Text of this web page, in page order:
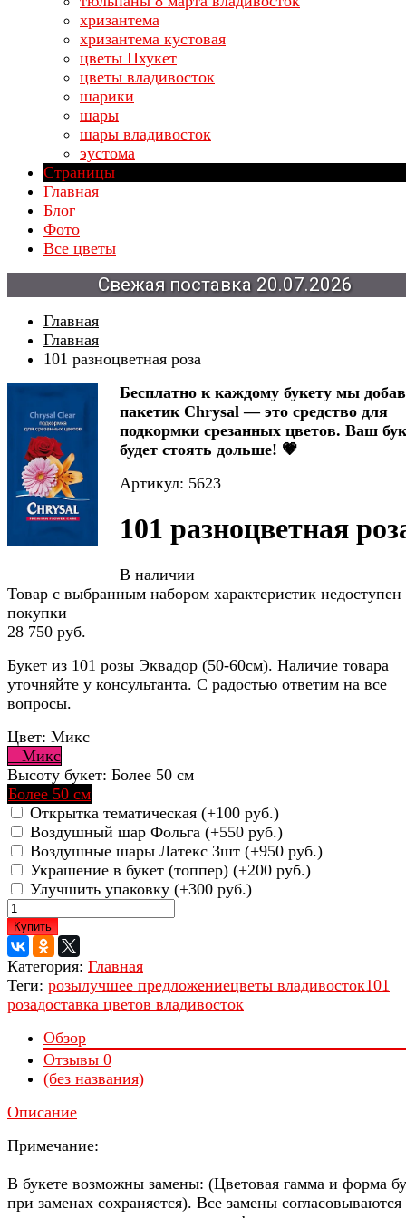
хризантема
хризантема кустовая
цветы Пхукет
цветы владивосток
шарики
шары
шары владивосток
эустома
Страницы
Главная
Блог
Фото
Все цветы
Свежая поставка 20.07.2026
Главная
Главная
101 разноцветная роза
Бесплатно к каждому букету мы
пакетик Chrysal — это средство для
подкормки срезанных цветов. Ваш
будет стоять дольше! 💗
Артикул: 5623
101 разноцветная
В наличии
Товар с выбранным набором характеристик недоступен
покупки
28 750 руб.
Букет из 101 розы Эквадор (50-60см). Наличие товара
уточняйте у консультанта. С радостью ответим на все
вопросы.
Цвет: Микс
Микс
Высоту букет: Более 50 см
Более 50 см
Открытка тематическая (+100 руб.)
Воздушный шар Фольга (+550 руб.)
Воздушные шары Латекс 3шт (+950 руб.)
Украшение в букет (топпер) (+200 руб.)
Улучшить упаковку (+300 руб.)
Купить
Категория: Главная
Теги: розылучшее предложениецветы владивосток101
розадоставка цветов владивосток
Обзор
Отзывы 0
(без названия)
Описание
Примечание:
В букете возможны замены: (Цветовая гамма и форма
при заменах сохраняется). Все замены согласовываются